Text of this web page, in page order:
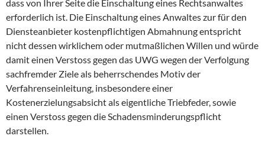
dass von Ihrer Seite die Einschaltung eines Rechtsanwaltes
erforderlich ist. Die Einschaltung eines Anwaltes zur für den
Diensteanbieter kostenpflichtigen Abmahnung entspricht
nicht dessen wirklichem oder mutmaßlichen Willen und würde
damit einen Verstoss gegen das UWG wegen der Verfolgung
sachfremder Ziele als beherrschendes Motiv der
Verfahrenseinleitung, insbesondere einer
Kostenerzielungsabsicht als eigentliche Triebfeder, sowie
einen Verstoss gegen die Schadensminderungspflicht
darstellen.